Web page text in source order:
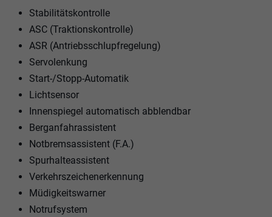
Stabilitätskontrolle
ASC (Traktionskontrolle)
ASR (Antriebsschlupfregelung)
Servolenkung
Start-/Stopp-Automatik
Lichtsensor
Innenspiegel automatisch abblendbar
Berganfahrassistent
Notbremsassistent (F.A.)
Spurhalteassistent
Verkehrszeichenerkennung
Müdigkeitswarner
Notrufsystem